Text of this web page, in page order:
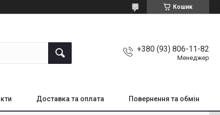
Кошик
+380 (93) 806-11-82
Менеджер
Доставка та оплата Повернення та обмін